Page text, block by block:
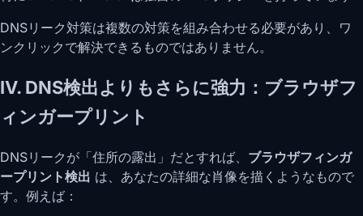
DNSリーク対策は複数の対策を組み合わせる必要があり、ワ
ンクリックで解決できるものではありません。
IV. DNS検出よりもさらに強力：ブラウザフ
ィンガープリント
DNSリークが「住所の露出」だとすれば、 ブラウザフィンガ
ープリント検出 は、あなたの詳細な肖像を描くようなもので
す。例えば：